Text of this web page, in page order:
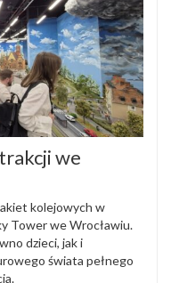
we
kolejowych w
Tower we Wrocławiu.
dzieci, jak i
świata pełnego